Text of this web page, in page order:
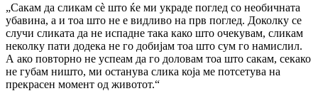
„Сакам да сликам сè што ќе ми украде поглед со необичната
убавина, а и тоа што не е видливо на прв поглед. Доколку се
случи сликата да не испадне така како што очекувам, сликам
неколку пати додека не го добијам тоа што сум го намислил.
А ако повторно не успеам да го доловам тоа што сакам, секако
не губам ништо, ми останува слика која ме потсетува на
прекрасен момент од животот.“